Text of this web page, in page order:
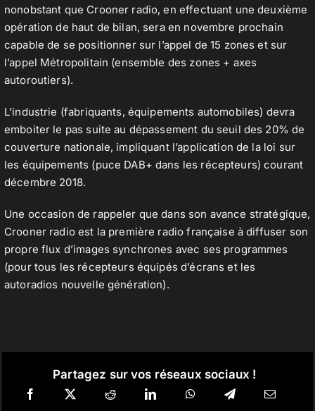
nonobstant que Crooner radio, en effectuant une deuxième
opération de haut de bilan, sera en novembre prochain
capable de se positionner sur l’appel de 15 zones et sur
l’appel Métropolitain (ensemble des zones + axes
autoroutiers).
L’industrie (fabriquants, équipements automobiles) devra
emboiter le pas suite au dépassement du seuil des 20% de
couverture nationale, impliquant l’application de la loi sur
les équipements (puce DAB+ dans les récepteurs) courant
décembre 2018.
Une occasion de rappeler que dans son avance stratégique,
Crooner radio est la première radio française à diffuser son
propre flux d’images synchrones avec ses programmes
(pour tous les récepteurs équipés d’écrans et les
autoradios nouvelle génération).
Partagez sur vos réseaux sociaux !